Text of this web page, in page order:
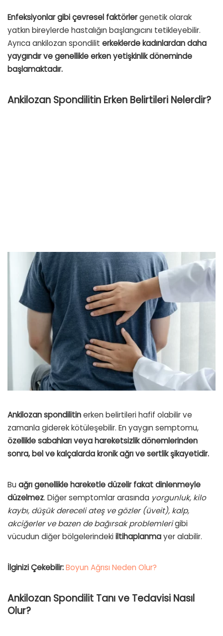
Enfeksiyonlar gibi çevresel faktörlergenetik olarak
yatkın bireylerde hastalığın başlangıcını tetikleyebilir.
Ayrıca ankilozan spondilit erkeklerde kadınlardan daha
yaygındır ve genellikle erken yetişkinlik döneminde
başlamaktadır.
Ankilozan Spondilitin Erken Belirtileri Nelerdir?
Ankilozan spondilitinerken belirtileri hafif olabilir ve
zamanla giderek kötüleşebilir. En yaygın semptomu,
özellikle sabahları veya hareketsizlik dönemlerinden
sonra, bel ve kalçalarda kronik ağrı ve sertlik şikayetidir.
Bu ağrı genellikle hareketle düzelir fakat dinlenmeyle
düzelmez. Diğer semptomlar arasında yorgunluk, kilo
kaybı, düşük dereceli ateş ve gözler (üveit), kalp,
akciğerler ve bazen de bağırsak problemlerigibi
vücudun diğer bölgelerindekiiltihaplanmayer alabilir.
İlginizi Çekebilir:Boyun Ağrısı Neden Olur?
Ankilozan Spondilit Tanı ve Tedavisi Nasıl
Olur?